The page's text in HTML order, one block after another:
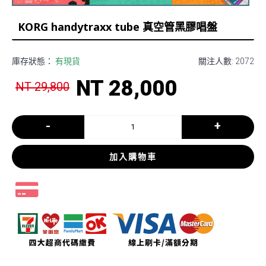
KORG handytraxx tube 真空管黑膠唱盤
關注人數: 2072
庫存狀態： 有現貨
NT 29,800 NT 28,000
- +
加入購物車